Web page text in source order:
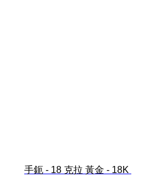
手鈪 - 18 克拉 黃金 - 18K